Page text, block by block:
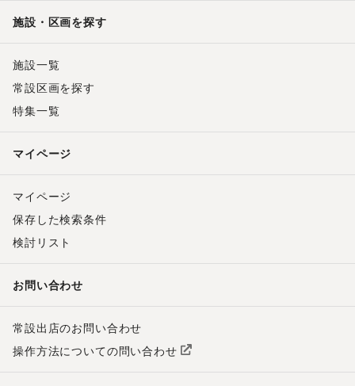
施設・区画を探す
施設一覧
常設区画を探す
特集一覧
マイページ
マイページ
保存した検索条件
検討リスト
お問い合わせ
常設出店のお問い合わせ
操作方法についての問い合わせ